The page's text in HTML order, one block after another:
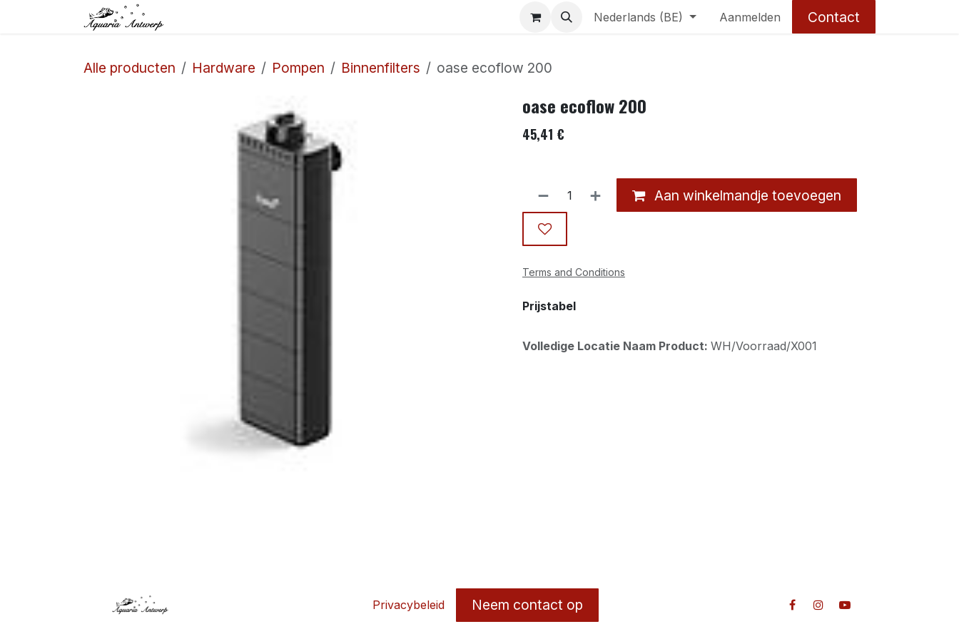
Overslaan naar inhoud Nederlands (BE) Aanmelden Contact
Alle producten Hardware Pompen Binnenfilters oase ecoflow 200
oase ecoflow 200
45,41 €
Aan winkelmandje toevoegen
Terms and Conditions
Prijstabel
Volledige Locatie Naam Product: WH/Voorraad/X001
Privacybeleid Neem contact op